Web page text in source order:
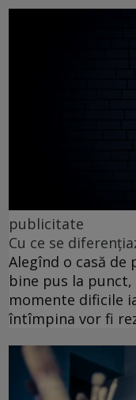
publicitate
Cu ce se
Alegînd o casă
bine pus la
momente dificile
întîmpina vor fi